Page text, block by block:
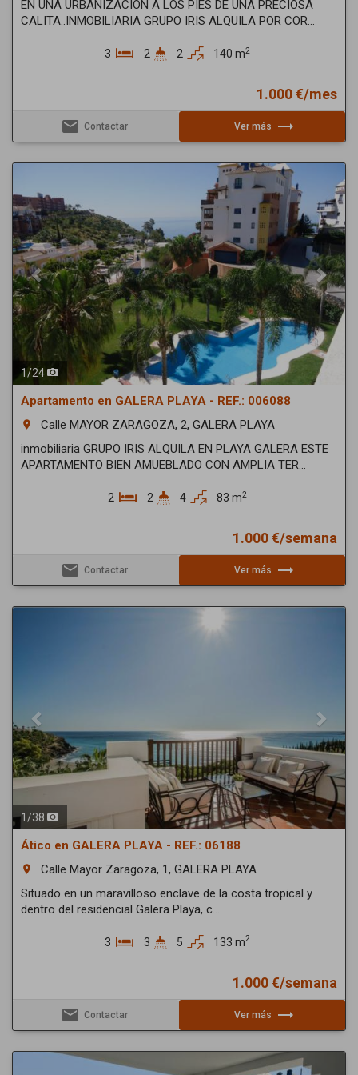
EN UNA URBANIZACION A LOS PIES DE UNA PRECIOSA
CALITA..INMOBILIARIA GRUPO IRIS ALQUILA POR COR...
3 2 2 140 m2
1.000 €/mes
email Contactar Ver más trending_flat
Next
1/24
Apartamento en GALERA PLAYA - REF.: 006088
room
Calle MAYOR ZARAGOZA, 2, GALERA PLAYA
inmobiliaria GRUPO IRIS ALQUILA EN PLAYA GALERA ESTE
APARTAMENTO BIEN AMUEBLADO CON AMPLIA TER...
2 2 4 83 m2
1.000 €/semana
email Contactar Ver más trending_flat
Previous Next
1 /38
Ático en GALERA PLAYA - REF.: 06188
room
Calle Mayor Zaragoza, 1, GALERA PLAYA
Situado en un maravilloso enclave de la costa tropical y
dentro del residencial Galera Playa, c...
3 3 5 133 m2
1.000 €/semana
email Contactar Ver más trending_flat
Previous Next